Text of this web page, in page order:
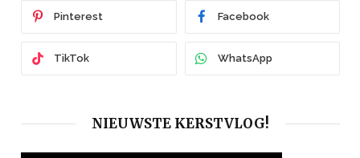
Pinterest Facebook
TikTok WhatsApp
NIEUWSTE KERSTVLOG!